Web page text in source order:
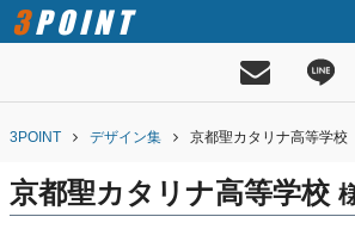
3POINT
3POINT デザイン集 京都聖カタリナ高等学校
京都聖カタリナ高等学校